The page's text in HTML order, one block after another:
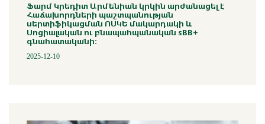
Ֆարմ Կրեդիտ Արմենիան կրկին արժանացել է
Հաճախորդների պաշտպանության
սերտիֆիկացման ՈՍԿԵ մակարդակի և
Սոցիալական ու բնապահպանական sBB+
գնահատականի:
2025-12-10